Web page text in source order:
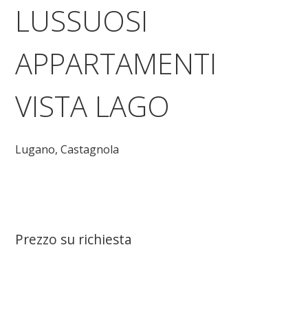
LUSSUOSI
APPARTAMENTI
VISTA LAGO
Lugano,Castagnola
Prezzo su richiesta